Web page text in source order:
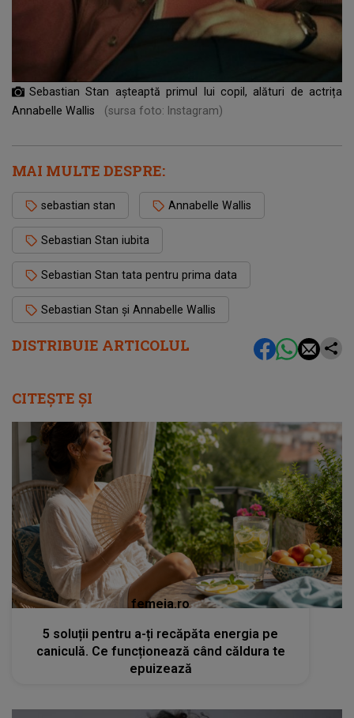
DISTRIBUIE ARTICOLUL
Sebastian Stan așteaptă primul lui copil, alături de actrița
Annabelle Wallis
(sursa foto: Instagram)
MAI MULTE DESPRE:
sebastian stan Annabelle Wallis
Sebastian Stan iubita
Sebastian Stan tata pentru prima data
Sebastian Stan și Annabelle Wallis
CITEȘTE ȘI
femeia.ro
5 soluții pentru a-ți recăpăta energia pe
caniculă. Ce funcționează când căldura te
epuizează